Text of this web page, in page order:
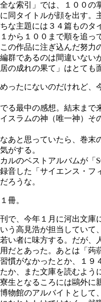
な索引」では、１００
同タイトルが顔を出す
な主題には３４篇もの
から１００まで順を追
作品に注ぎ込んだ努
群であるのは間違いな
の成れの果て」はとて
たにないのだけれど、
最中の感想。結末まで
スラムの神（唯一神）
と思っていたら、巻末
がする。
のベストアルバムが「
音した「サイエンス・
ろうな。
冊。
で、今年１月に河出文庫
う高見浩が担当していて
者に味方する。だが
だとあった。あとは「
がなかったとか、１９
か、また文庫を読むよ
生となるころには鷗外
館のアルバイトとし